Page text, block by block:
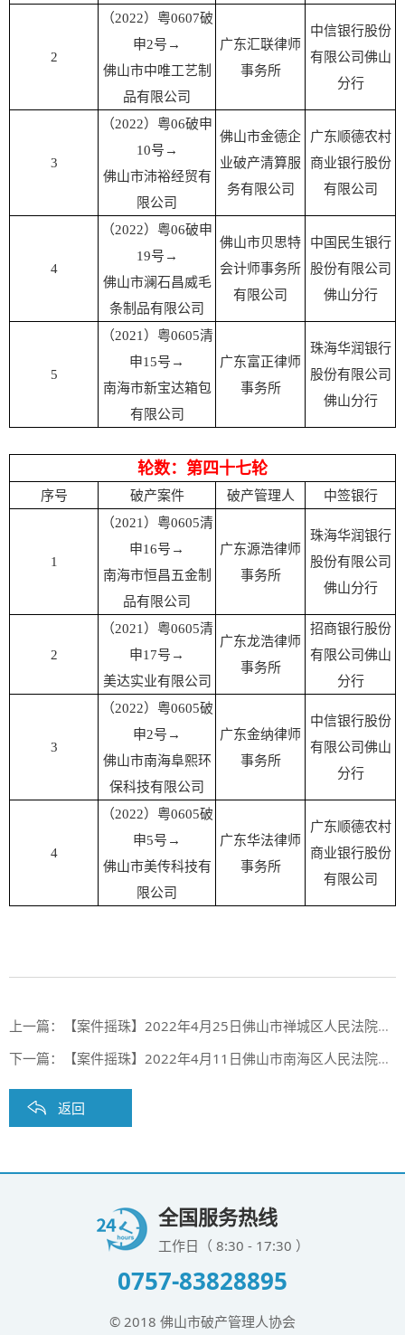
2
（2022）粤0607破
申2号 →
佛山市中唯工艺制
品有限公司
广东汇联律师
事务所
中信银行股份
有限公司佛山
分行
3
（2022）粤06破申
10号 →
佛山市沛裕经贸有
限公司
佛山市金德企
业破产清算服
务有限公司
广东顺德农村
商业银行股份
有限公司
4
（2022）粤06破申
19号 →
佛山市澜石昌威毛
条制品有限公司
佛山市贝思特
会计师事务所
有限公司
中国民生银行
股份有限公司
佛山分行
5
（2021）粤0605清
申15号 →
南海市新宝达箱包
有限公司
广东富正律师
事务所
珠海华润银行
股份有限公司
佛山分行
轮数：第四十七轮
序号 破产案件 破产管理人 中签银行
1
（2021）粤0605清
申16号 →
南海市恒昌五金制
品有限公司
广东源浩律师
事务所
珠海华润银行
股份有限公司
佛山分行
2
（2021）粤0605清
申17号 →
美达实业有限公司
广东龙浩律师
事务所
招商银行股份
有限公司佛山
分行
3
（2022）粤0605破
申2号 →
佛山市南海阜熙环
保科技有限公司
广东金纳律师
事务所
中信银行股份
有限公司佛山
分行
4
（2022）粤0605破
申5号 →
佛山市美传科技有
限公司
广东华法律师
事务所
广东顺德农村
商业银行股份
有限公司
上一篇：
【案件摇珠】2022年4月25日佛山市禅城区人民法院案件摇珠结果
下一篇：
【案件摇珠】2022年4月11日佛山市南海区人民法院案件摇珠结果
返回
全国服务热线
工作日（ 8:30 - 17:30 ）
0757-83828895
© 2018 佛山市破产管理人协会